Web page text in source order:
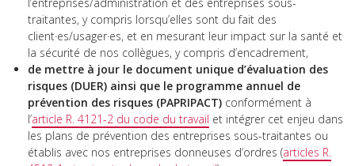
traitantes, y compris lorsqu’elles sont du fait des
client·es/usager·es, et en mesurant leur impact sur la santé et
la sécurité de nos collègues, y compris d’encadrement,
de mettre à jour le document unique d’évaluation des
risques (DUER) ainsi que le programme annuel de
prévention des risques (PAPRIPACT) conformément à
l’article R. 4121-2 du code du travail et intégrer cet enjeu dans
les plans de prévention des entreprises sous-traitantes ou
établis avec nos entreprises donneuses d’ordres (articles R.